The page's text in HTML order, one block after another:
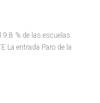
9.8 % de las escuelas
La entrada Paro de la